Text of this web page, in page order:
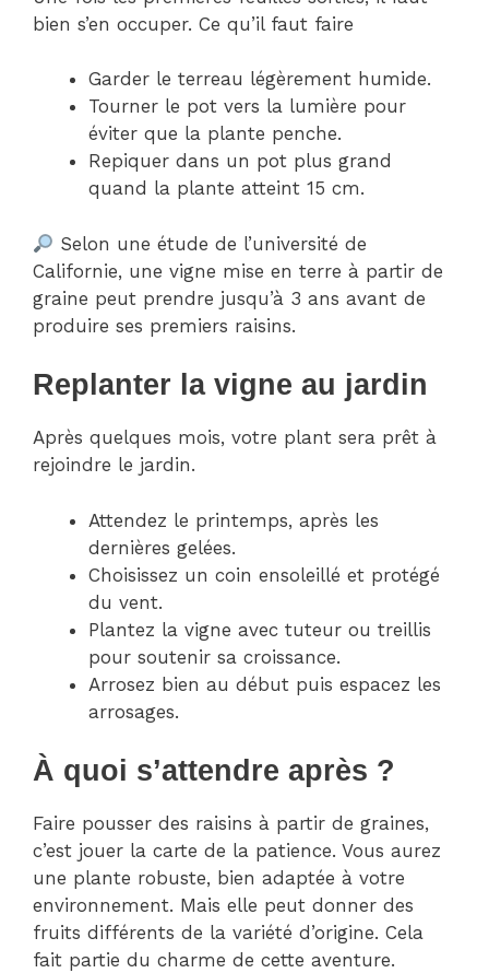
bien s’en occuper. Ce qu’il faut faire
Garder le terreau légèrement humide.
Tourner le pot vers la lumière pour
éviter que la plante penche.
Repiquer dans un pot plus grand
quand la plante atteint 15 cm.
Selon une étude de l’université de
Californie, une vigne mise en terre à partir de
graine peut prendre jusqu’à 3 ans avant de
produire ses premiers raisins.
Replanter la vigne au jardin
Après quelques mois, votre plant sera prêt à
rejoindre le jardin.
Attendez le printemps, après les
dernières gelées.
Choisissez un coin ensoleillé et protégé
du vent.
Plantez la vigne avec tuteur ou treillis
pour soutenir sa croissance.
Arrosez bien au début puis espacez les
arrosages.
À quoi s’attendre après ?
Faire pousser des raisins à partir de graines,
c’est jouer la carte de la patience. Vous aurez
une plante robuste, bien adaptée à votre
environnement. Mais elle peut donner des
fruits différents de la variété d’origine. Cela
fait partie du charme de cette aventure.